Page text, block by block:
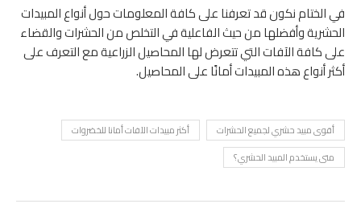
في الختام نكون قد تعرفنا على كافة المعلومات حول أنواع المبيدات
الحشرية وأفضلها من حيث الفاعلية في التخلص من الحشرات والقضاء
على كافة الآفات التي تتعرض لها المحاصيل الزراعية مع التعرف على
أكثر أنواع هذه المبيدات أمانًا على المحاصيل.
أقوى مبيد حشري لجميع الحشرات
أكثر مبيدات الآفات أمانا للخضروات
متى يستخدم المبيد الحشري؟